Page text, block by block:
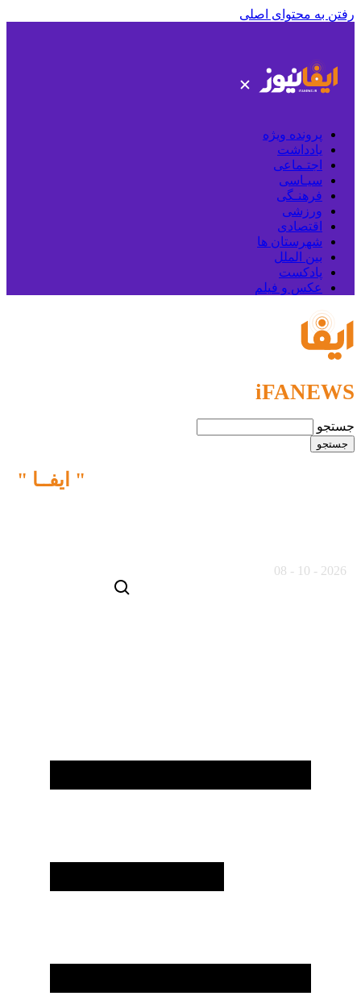
رفتن به محتوای اصلی
پرونده ویژه
یادداشت
اجتـماعی
سیـاسی
فرهنـگی
ورزشی
اقتصادی
شهرستان ها
بین الملل
پادکست
عکس و فیلم
iFANEWS
جستجو
" ایفــا "
2026 - 10 - 08